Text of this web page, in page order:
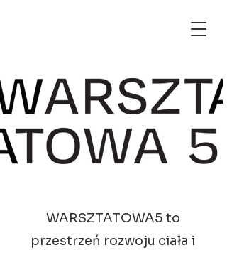
WARSZTATOWA5 to
przestrzeń rozwoju ciała i